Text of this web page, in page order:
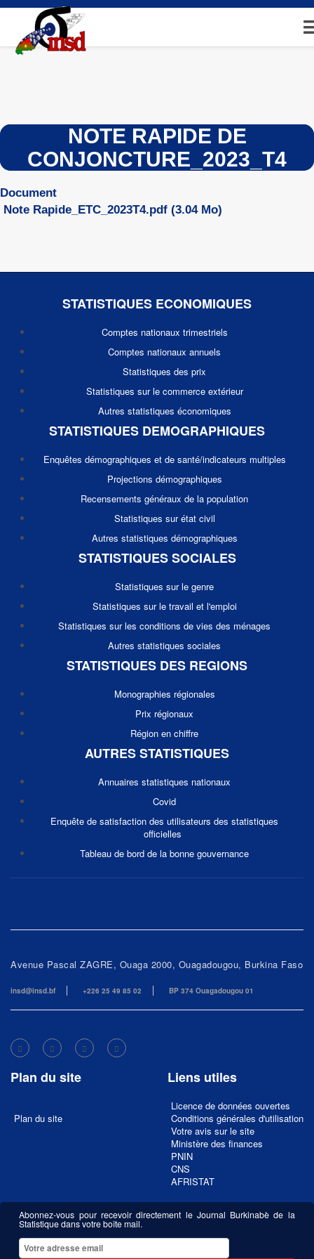
Aller
contenu
principal
NOTE RAPIDE DE
CONJONCTURE_2023_T4
Document
Note Rapide_ETC_2023T4.pdf (3.04 Mo)
STATISTIQUES ECONOMIQUES
Comptes nationaux trimestriels
Comptes nationaux annuels
Statistiques des prix
Statistiques sur le commerce extérieur
Autres statistiques économiques
STATISTIQUES DEMOGRAPHIQUES
Enquêtes démographiques et de santé/indicateurs multiples
Projections démographiques
Recensements généraux de la population
Statistiques sur état civil
Autres statistiques démographiques
STATISTIQUES SOCIALES
Statistiques sur le genre
Statistiques sur le travail et l'emploi
Statistiques sur les conditions de vies des ménages
Autres statistiques sociales
STATISTIQUES DES REGIONS
Monographies régionales
Prix régionaux
Région en chiffre
AUTRES STATISTIQUES
Annuaires statistiques nationaux
Covid
Enquête de satisfaction des utilisateurs des statistiques
officielles
Tableau de bord de la bonne gouvernance
Avenue Pascal ZAGRE, Ouaga 2000, Ouagadougou, Burkina Faso
insd@insd.bf +226 25 49 85 02 BP 374 Ouagadougou 01
Plan du site
Plan du site
Liens utiles
Licence de données ouvertes
Conditions générales d'utilisation
Votre avis sur le site
Ministère des finances
PNIN
CNS
AFRISTAT
Abonnez-vous pour recevoir directement le Journal Burkinabè de la
Statistique dans votre boîte mail.